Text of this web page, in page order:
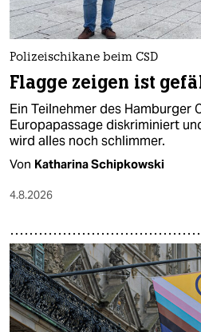
Polizeischikane beim CSD
Flagge zeigen ist
Ein Teilnehmer des Hamburger
Europapassage diskriminiert
wird alles noch schlimmer.
Von Katharina Schipkowski
4.8.2026